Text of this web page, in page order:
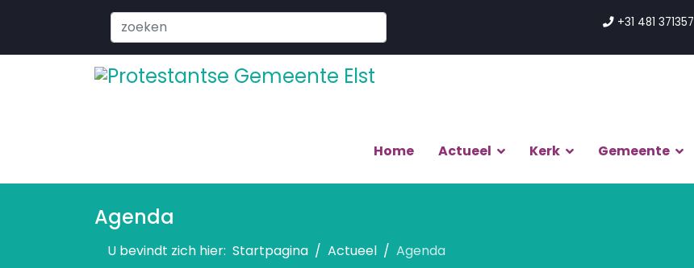
Search
...
+31 481 371357
Home Actueel Kerk Gemeente
Agenda
U bevindt zich hier: Startpagina Actueel Agenda